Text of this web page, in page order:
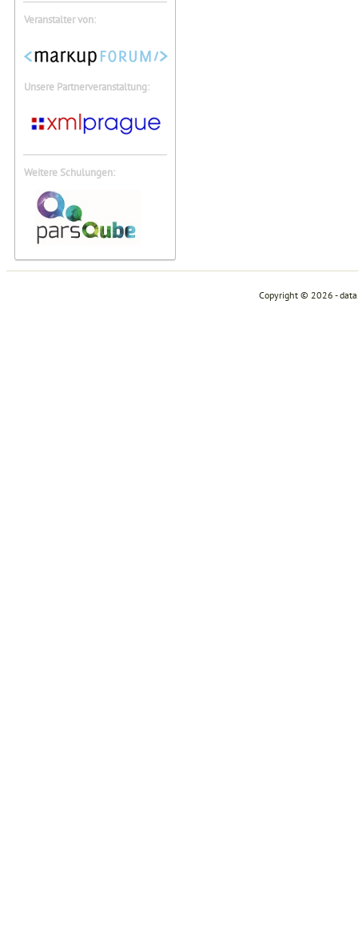
Veranstalter von:
Unsere Partnerveranstaltung:
Weitere Schulungen:
Copyright © 2026 -